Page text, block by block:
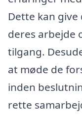
Dette kan
deres arbejde
tilgang.
at møde de
inden
rette